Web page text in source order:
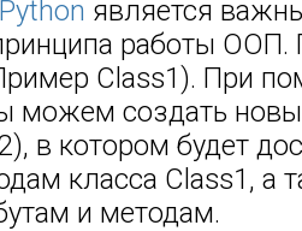
является
работы
Class1). При
можем создать
в котором будет
класса Class1, а
и методам.